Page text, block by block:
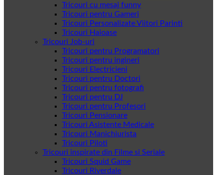
Tricouri cu mesaj funny
Tricouri pentru Gameri
Tricouri Personalizate Viitori Parinti
Tricouri Haioase
Tricouri Job-uri
Tricouri pentru Programatori
Tricouri pentru ingineri
Tricouri Electricieni
Tricouri pentru Doctori
Tricouri pentru fotografi
Tricouri pentru DJ
Tricouri pentru Profesori
Tricouri Pensionare
Tricouri Asistente Medicale
Tricouri Manichiurista
Tricouri Piloti
Tricouri inspirate din Filme si Seriale
Tricouri Squid Game
Tricouri Riverdale